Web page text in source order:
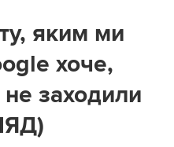
яким ми
хоче,
заходили